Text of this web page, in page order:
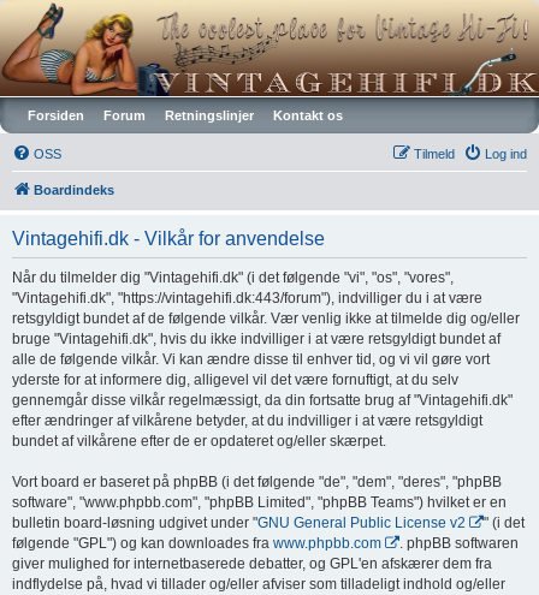
Vintagehifi.dk
Forsiden Forum Retningslinjer Kontakt os
OSS Log ind
Tilmeld
Boardindeks
Vintagehifi.dk - Vilkår for anvendelse
Når du tilmelder dig "Vintagehifi.dk" (i det følgende "vi", "os", "vores",
"Vintagehifi.dk", "https://vintagehifi.dk:443/forum"), indvilliger du i at være
retsgyldigt bundet af de følgende vilkår. Vær venlig ikke at tilmelde dig og/eller
bruge "Vintagehifi.dk", hvis du ikke indvilliger i at være retsgyldigt bundet af
alle de følgende vilkår. Vi kan ændre disse til enhver tid, og vi vil gøre vort
yderste for at informere dig, alligevel vil det være fornuftigt, at du selv
gennemgår disse vilkår regelmæssigt, da din fortsatte brug af "Vintagehifi.dk"
efter ændringer af vilkårene betyder, at du indvilliger i at være retsgyldigt
bundet af vilkårene efter de er opdateret og/eller skærpet.
Vort board er baseret på phpBB (i det følgende "de", "dem", "deres", "phpBB
software", "www.phpbb.com", "phpBB Limited", "phpBB Teams") hvilket er en
bulletin board-løsning udgivet under "GNU General Public License v2
" (i det
følgende "GPL") og kan downloades fra www.phpbb.com
. phpBB softwaren
giver mulighed for internetbaserede debatter, og GPL'en afskærer dem fra
indflydelse på, hvad vi tillader og/eller afviser som tilladeligt indhold og/eller